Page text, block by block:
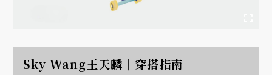
Sky Wang王天麟｜穿搭指南